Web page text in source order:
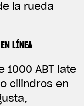
la rueda
LÍNEA
1000 ABT late
cilindros en